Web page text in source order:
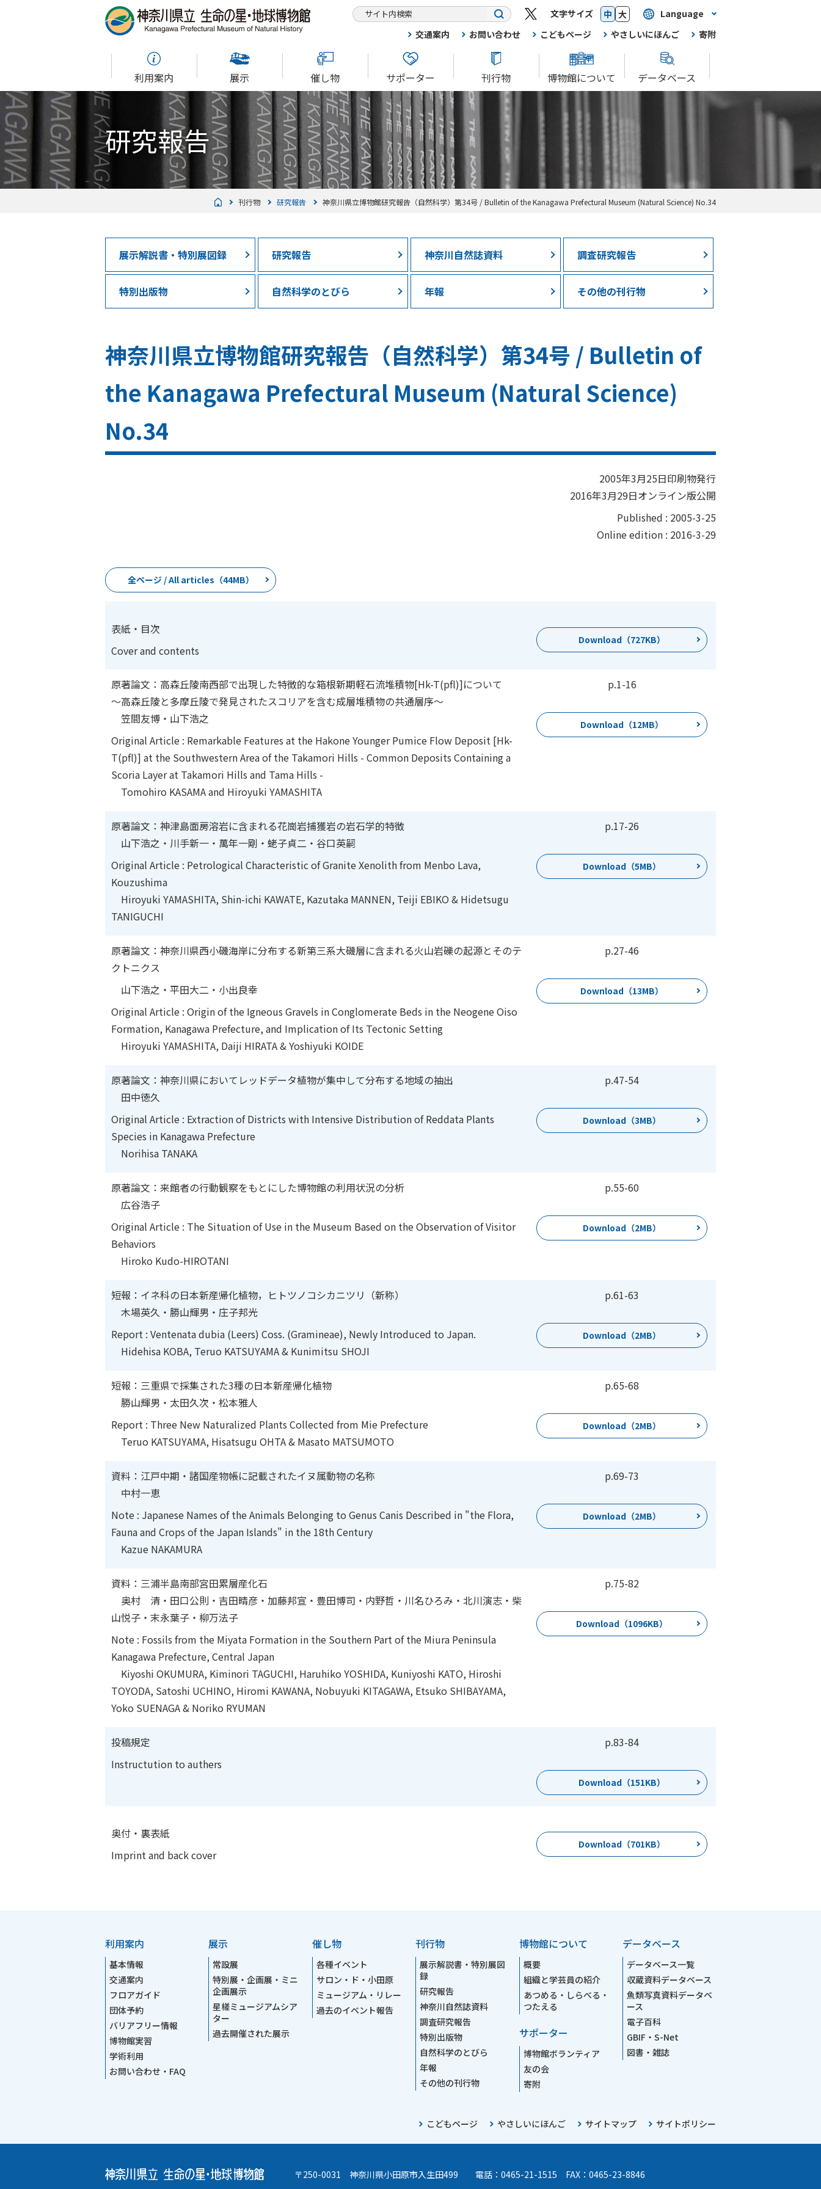
文字サイズ 中 大
Language
交通案内
お問い合わせ こどもページ やさしいにほんご 寄附
利用案内 展示 催し物 サポーター 刊行物 博物館について データベース
研究報告
刊行物 研究報告 神奈川県立博物館研究報告（自然科学）第34号 / Bulletin of the Kanagawa Prefectural Museum (Natural Science) No.34
展示解説書・特別展図録 研究報告 神奈川自然誌資料 調査研究報告
特別出版物 自然科学のとびら 年報 その他の刊行物
神奈川県立博物館研究報告（自然科学）第34号 / Bulletin of
the Kanagawa Prefectural Museum (Natural Science)
No.34
2005年3月25日印刷物発行
2016年3月29日オンライン版公開
Published : 2005-3-25
Online edition : 2016-3-29
全ページ / All articles（44MB）
表紙・目次
Cover and contents
Download（727KB）
原著論文：高森丘陵南西部で出現した特徴的な箱根新期軽石流堆積物[Hk-T(pfl)]について
～高森丘陵と多摩丘陵で発見されたスコリアを含む成層堆積物の共通層序～
笠間友博・山下浩之
Original Article : Remarkable Features at the Hakone Younger Pumice Flow Deposit [Hk-
T(pfl)] at the Southwestern Area of the Takamori Hills - Common Deposits Containing a
Scoria Layer at Takamori Hills and Tama Hills -
Tomohiro KASAMA and Hiroyuki YAMASHITA
p.1-16
Download（12MB）
原著論文：神津島面房溶岩に含まれる花崗岩捕獲岩の岩石学的特徴
山下浩之・川手新一・萬年一剛・蛯子貞二・谷口英嗣
Original Article : Petrological Characteristic of Granite Xenolith from Menbo Lava,
Kouzushima
Hiroyuki YAMASHITA, Shin-ichi KAWATE, Kazutaka MANNEN, Teiji EBIKO & Hidetsugu
TANIGUCHI
p.17-26
Download（5MB）
原著論文：神奈川県西小磯海岸に分布する新第三系大磯層に含まれる火山岩礫の起源とそのテ
クトニクス
山下浩之・平田大二・小出良幸
Original Article : Origin of the Igneous Gravels in Conglomerate Beds in the Neogene Oiso
Formation, Kanagawa Prefecture, and Implication of Its Tectonic Setting
Hiroyuki YAMASHITA, Daiji HIRATA & Yoshiyuki KOIDE
p.27-46
Download（13MB）
原著論文：神奈川県においてレッドデータ植物が集中して分布する地域の抽出
田中徳久
Original Article : Extraction of Districts with Intensive Distribution of Reddata Plants
Species in Kanagawa Prefecture
Norihisa TANAKA
p.47-54
Download（3MB）
原著論文：来館者の行動観察をもとにした博物館の利用状況の分析
広谷浩子
Original Article : The Situation of Use in the Museum Based on the Observation of Visitor
Behaviors
Hiroko Kudo-HIROTANI
p.55-60
Download（2MB）
短報：イネ科の日本新産帰化植物，ヒトツノコシカニツリ（新称）
木場英久・勝山輝男・庄子邦光
Report : Ventenata dubia (Leers) Coss. (Gramineae), Newly Introduced to Japan.
Hidehisa KOBA, Teruo KATSUYAMA & Kunimitsu SHOJI
p.61-63
Download（2MB）
短報：三重県で採集された3種の日本新産帰化植物
勝山輝男・太田久次・松本雅人
Report : Three New Naturalized Plants Collected from Mie Prefecture
Teruo KATSUYAMA, Hisatsugu OHTA & Masato MATSUMOTO
p.65-68
Download（2MB）
資料：江戸中期・諸国産物帳に記載されたイヌ属動物の名称
中村一恵
Note : Japanese Names of the Animals Belonging toGenus Canis Described in "the Flora,
Fauna and Crops of the Japan Islands" in the 18th Century
Kazue NAKAMURA
p.69-73
Download（2MB）
資料：三浦半島南部宮田累層産化石
奥村 清・田口公則・吉田晴彦・加藤邦宣・豊田博司・内野哲・川名ひろみ・北川演志・柴
山悦子・末永葉子・柳万法子
Note : Fossils from the Miyata Formation in the Southern Part of the Miura Peninsula
Kanagawa Prefecture, Central Japan
Kiyoshi OKUMURA, Kiminori TAGUCHI, Haruhiko YOSHIDA, Kuniyoshi KATO, Hiroshi
TOYODA, Satoshi UCHINO, Hiromi KAWANA, Nobuyuki KITAGAWA, Etsuko SHIBAYAMA,
Yoko SUENAGA & Noriko RYUMAN
p.75-82
Download（1096KB）
投稿規定
Instructution to authers
p.83-84
Download（151KB）
奥付・裏表紙
Imprint and back cover
Download（701KB）
利用案内
基本情報
交通案内
フロアガイド
団体予約
バリアフリー情報
博物館実習
学術利用
お問い合わせ・FAQ
展示
常設展
特別展・企画展・ミニ
企画展示
星槎ミュージアムシア
ター
過去開催された展示
催し物
各種イベント
サロン・ド・小田原
ミュージアム・リレー
過去のイベント報告
刊行物
展示解説書・特別展図
録
研究報告
神奈川自然誌資料
調査研究報告
特別出版物
自然科学のとびら
年報
その他の刊行物
博物館について
概要
組織と学芸員の紹介
あつめる・しらべる・
つたえる
サポーター
博物館ボランティア
友の会
寄附
データベース
データベース一覧
収蔵資料データベース
魚類写真資料データベ
ース
電子百科
GBIF・S-Net
図書・雑誌
こどもページ やさしいにほんご サイトマップ サイトポリシー
〒250-0031 神奈川県小田原市入生田499 電話：0465-21-1515 FAX：0465-23-8846